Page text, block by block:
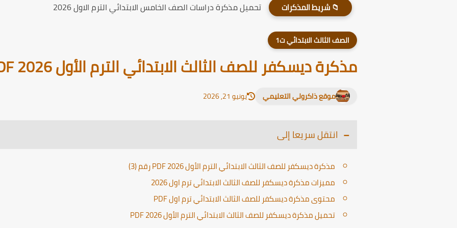
📁 شريط المذكرات تحميل مذكرة دراسات الصف الخامس الابتدائي الترم الاول 2026
الصف الثالث الابتدائي ت1
مذكرة ديسكفر للصف الثالث الابتدائي الترم الأول 2026 PDF
موقع ذاكرولي التعليمي يونيو 21, 2026
انتقل سريعا إلى
مذكرة ديسكفر للصف الثالث الابتدائي الترم الأول 2026 PDF رقم (3)
مميزات مذكرة ديسكفر للصف الثالث الابتدائي ترم اول 2026
محتوى مذكرة ديسكفر للصف الثالث الابتدائي ترم اول PDF
تحميل مذكرة ديسكفر للصف الثالث الابتدائي الترم الأول 2026 PDF